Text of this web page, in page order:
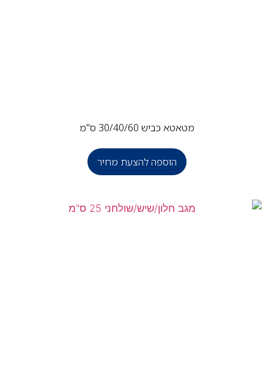
מטאטא כביש 30/40/60 ס"מ
הוספה להצעת מחיר